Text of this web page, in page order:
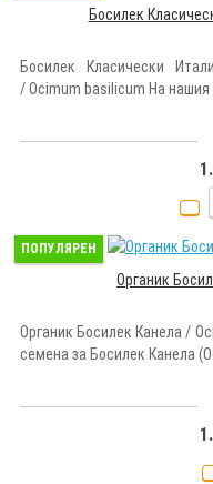
Босилек
Босилек Класически
/ Ocimum basilicum На нашия
ПОПУЛЯРЕН
Органик
Органик Босилек Канела /
семена за Босилек Канела